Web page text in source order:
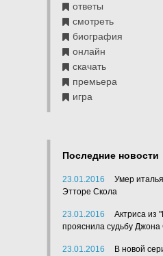
ответы
смотреть
биография
онлайн
скачать
премьера
игра
Последние новости
23.01.2016
Умер
Этторе Скола
23.01.2016
Актриса из
прояснила судьбу Джона
23.01.2016
В новой